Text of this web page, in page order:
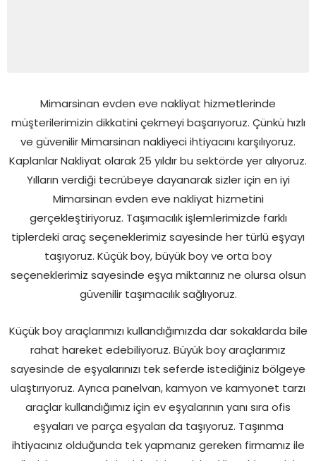
Mimarsinan evden eve nakliyat hizmetlerinde
müşterilerimizin dikkatini çekmeyi başarıyoruz. Çünkü hızlı
ve güvenilir Mimarsinan nakliyeci ihtiyacını karşılıyoruz.
Kaplanlar Nakliyat olarak 25 yıldır bu sektörde yer alıyoruz.
Yılların verdiği tecrübeye dayanarak sizler için en iyi
Mimarsinan evden eve nakliyat hizmetini
gerçekleştiriyoruz. Taşımacılık işlemlerimizde farklı
tiplerdeki araç seçeneklerimiz sayesinde her türlü eşyayı
taşıyoruz. Küçük boy, büyük boy ve orta boy
seçeneklerimiz sayesinde eşya miktarınız ne olursa olsun
güvenilir taşımacılık sağlıyoruz.
Küçük boy araçlarımızı kullandığımızda dar sokaklarda bile
rahat hareket edebiliyoruz. Büyük boy araçlarımız
sayesinde de eşyalarınızı tek seferde istediğiniz bölgeye
ulaştırıyoruz. Ayrıca panelvan, kamyon ve kamyonet tarzı
araçlar kullandığımız için ev eşyalarının yanı sıra ofis
eşyaları ve parça eşyaları da taşıyoruz. Taşınma
ihtiyacınız olduğunda tek yapmanız gereken firmamız ile